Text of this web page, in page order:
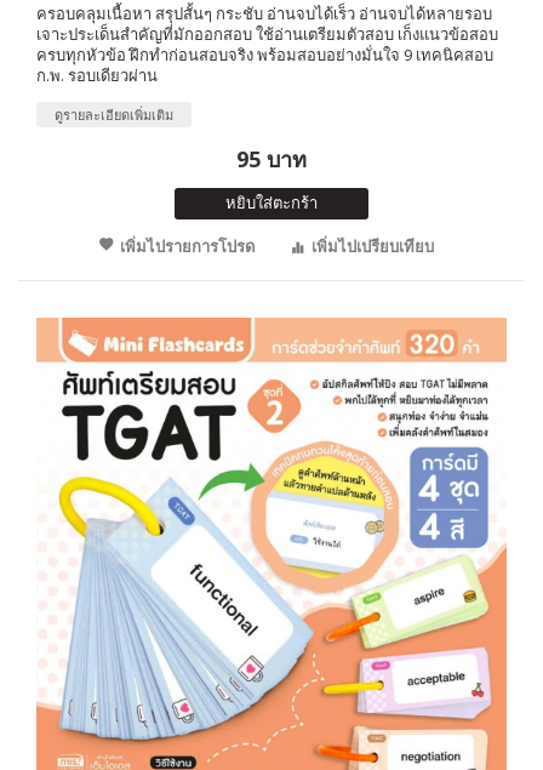
ครอบคลุมเนื้อหา สรุปสั้นๆ กระชับ อ่านจบได้เร็ว อ่านจบได้หลายรอบ
เจาะประเด็นสำคัญที่มักออกสอบ ใช้อ่านเตรียมตัวสอบ เก็งแนวข้อสอบ
ครบทุกหัวข้อ ฝึกทำก่อนสอบจริง พร้อมสอบอย่างมั่นใจ 9 เทคนิคสอบ
ก.พ. รอบเดียวผ่าน
ดูรายละเอียดเพิ่มเติม
95 บาท
หยิบใส่ตะกร้า
เพิ่มไปรายการโปรด
เพิ่มไปเปรียบเทียบ